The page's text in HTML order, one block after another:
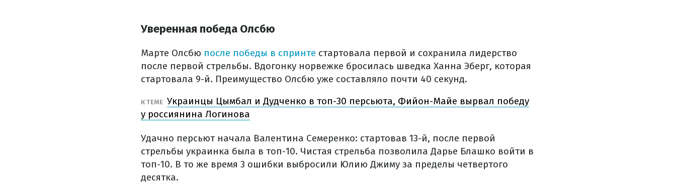
Уверенная победа Олсбю
Марте Олсбю после победы в спринте стартовала первой и сохранила лидерство
после первой стрельбы. Вдогонку норвежке бросилась шведка Ханна Эберг, которая
стартовала 9-й. Преимущество Олсбю уже составляло почти 40 секунд.
К ТЕМЕ Украинцы Цымбал и Дудченко в топ-30 персьюта, Фийон-Майе вырвал победу
у россиянина Логинова
Удачно персьют начала Валентина Семеренко: стартовав 13-й, после первой
стрельбы украинка была в топ-10. Чистая стрельба позволила Дарье Блашко войти в
топ-10. В то же время 3 ошибки выбросили Юлию Джиму за пределы четвертого
десятка.